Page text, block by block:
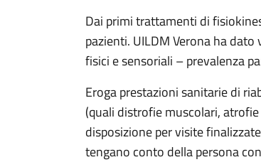
Dai primi trattamenti di
pazienti. UILDM Verona ha
fisici e sensoriali – prevalenza
Eroga prestazioni sanitarie di
(quali distrofie muscolari,
disposizione per visite
tengano conto della persona